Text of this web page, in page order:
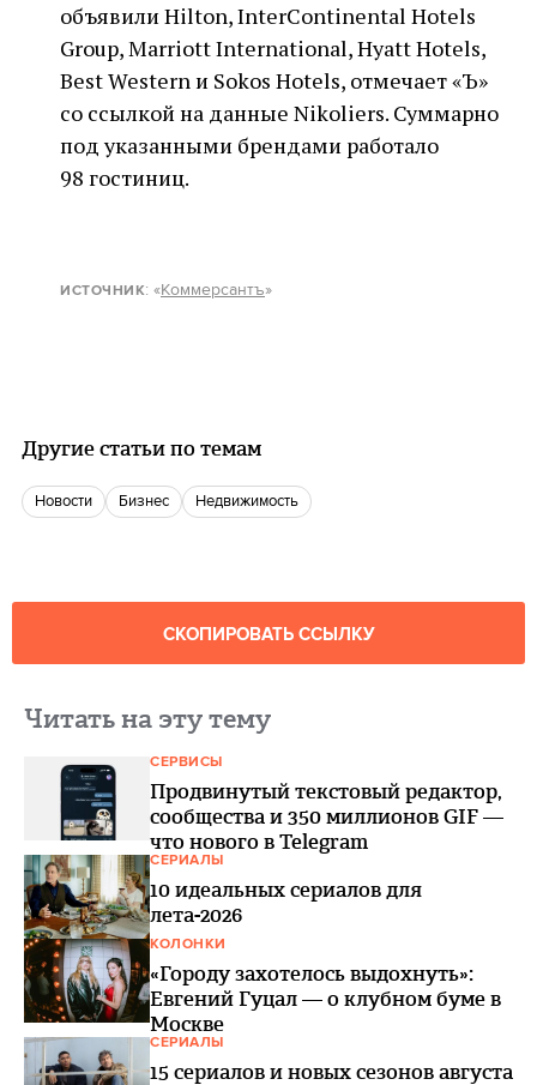
объявили Hilton, InterContinental Hotels
Group, Marriott International, Hyatt Hotels,
Best Western и Sokos Hotels, отмечает «Ъ»
со ссылкой на данные Nikoliers. Суммарно
под указанными брендами работало
98 гостиниц.
ИСТОЧНИК: «Коммерсантъ»
Другие статьи по темам
новости бизнес недвижимость
СКОПИРОВАТЬ ССЫЛКУ
Читать на эту тему
СЕРВИСЫ
Продвинутый текстовый редактор,
сообщества и 350 миллионов GIF —
что нового в Telegram
СЕРИАЛЫ
10 идеальных сериалов для
лета-2026
КОЛОНКИ
«Городу захотелось выдохнуть»:
Евгений Гуцал — о клубном буме в
Москве
СЕРИАЛЫ
15 сериалов и новых сезонов августа